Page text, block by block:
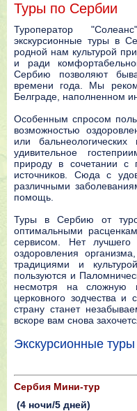
Туры по Сербии
Туроператор
экскурсионные туры в
родной нам культурой
и ради
Сербию позволяют
времени года. Мы
Белграде, наполненном
Особенным спросом
возможностью
или
удивительное
природу в сочетании с
источников. Сюда с
различными
помощь.
Туры в Сербию от
оптимальными
сервисом. Нет
оздоровления
традициями и
пользуются и
несмотря на сложную
церковного зодчества и
страну станет
вскоре вам снова
Экскурсионные
Сербия Мини-тур
(4 ночи/5 дней)